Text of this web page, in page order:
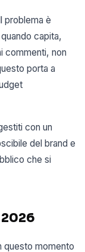
problema è
capita,
commenti, non
porta a
con un
del brand e
che si
questo momento